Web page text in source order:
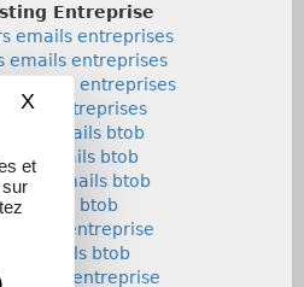
et
X Masquer le bandeau des
Entreprise
emails entreprises
emails entreprises
emails entreprises
entreprises
emails btob
emails btob
emails btob
emails btob
emails entreprise
emails btob
emails entreprise